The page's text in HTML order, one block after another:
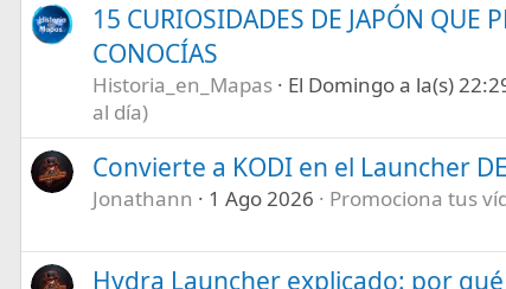
15 CURIOSIDADES DE JAPÓN QUE
CONOCÍAS
Historia_en_Mapas El Domingo a la(s)
al día)
Convierte a KODI en el Launcher
Jonathann 1 Ago 2026 Promociona tus
Hydra Launcher explicado: por